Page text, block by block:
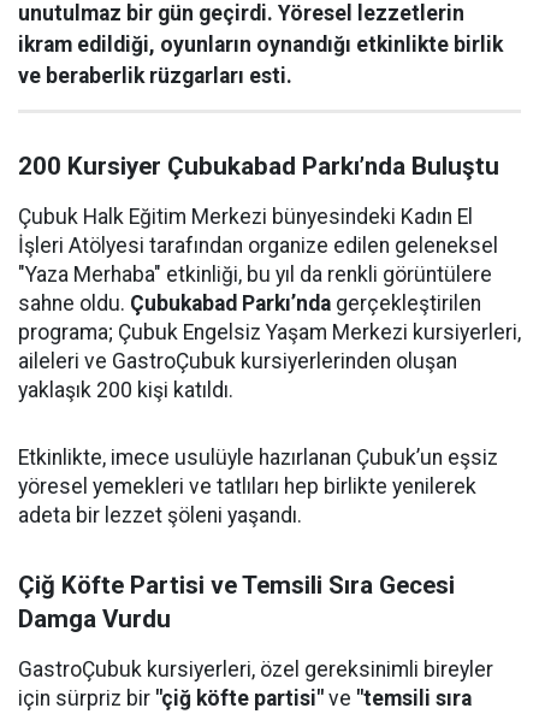
unutulmaz bir gün geçirdi. Yöresel lezzetlerin
ikram edildiği, oyunların oynandığı etkinlikte birlik
ve beraberlik rüzgarları esti.
200 Kursiyer Çubukabad Parkı’nda Buluştu
Çubuk Halk Eğitim Merkezi bünyesindeki Kadın El
İşleri Atölyesi tarafından organize edilen geleneksel
"Yaza Merhaba" etkinliği, bu yıl da renkli görüntülere
sahne oldu. Çubukabad Parkı’nda gerçekleştirilen
programa; Çubuk Engelsiz Yaşam Merkezi kursiyerleri,
aileleri ve GastroÇubuk kursiyerlerinden oluşan
yaklaşık 200 kişi katıldı.
Etkinlikte, imece usulüyle hazırlanan Çubuk’un eşsiz
yöresel yemekleri ve tatlıları hep birlikte yenilerek
adeta bir lezzet şöleni yaşandı.
Çiğ Köfte Partisi ve Temsili Sıra Gecesi
Damga Vurdu
GastroÇubuk kursiyerleri, özel gereksinimli bireyler
için sürpriz bir "çiğ köfte partisi" ve "temsili sıra